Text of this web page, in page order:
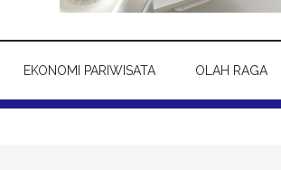
EKONOMI PARIWISATA OLAH RAGA